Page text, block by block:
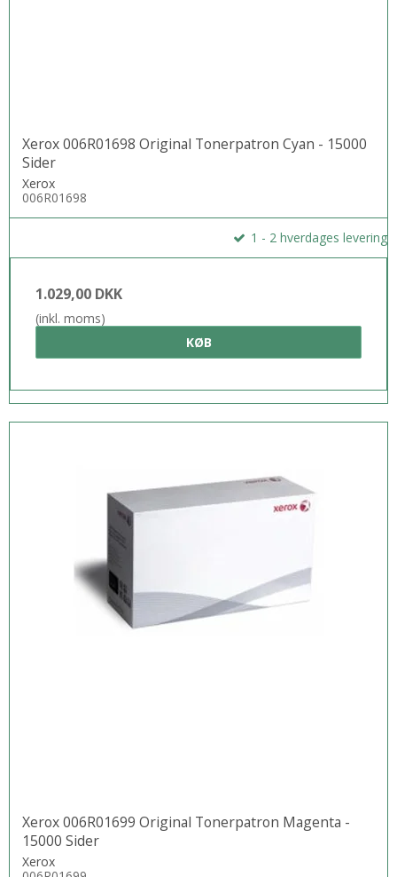
Xerox 006R01698 Original Tonerpatron Cyan - 15000
Sider
Xerox
006R01698
1 - 2 hverdages levering
1.029,00 DKK
(inkl. moms)
KØB
Xerox 006R01699 Original Tonerpatron Magenta -
15000 Sider
Xerox